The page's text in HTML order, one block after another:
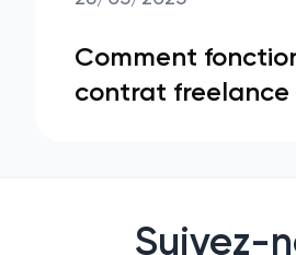
Comment
contrat freelance
Suivez-